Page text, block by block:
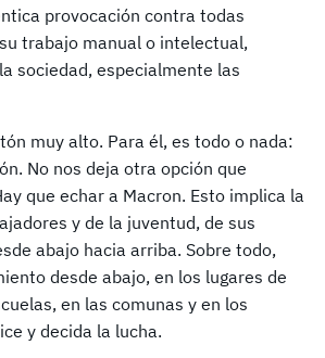
provocación contra todas
trabajo manual o intelectual,
sociedad, especialmente las
muy alto. Para él, es todo o nada:
No nos deja otra opción que
que echar a Macron. Esto implica la
y de la juventud, de sus
abajo hacia arriba. Sobre todo,
desde abajo, en los lugares de
en las comunas y en los
y decida la lucha.